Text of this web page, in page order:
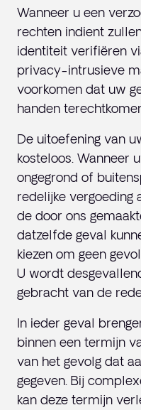
Wanneer u een
rechten indient
identiteit verifiëren
privacy-intrusieve
voorkomen dat uw
handen
De uitoefening van
kosteloos. Wanneer
ongegrond of
redelijke vergoeding
de door ons
datzelfde geval
kiezen om geen
U wordt
gebracht van de
In ieder geval
binnen een termijn
van het gevolg dat
gegeven. Bij
kan deze termijn